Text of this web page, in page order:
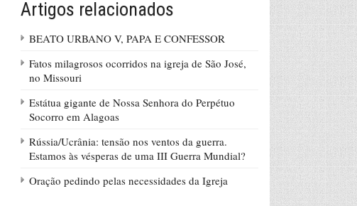
Artigos relacionados
BEATO URBANO V, PAPA E CONFESSOR
Fatos milagrosos ocorridos na igreja de São José,
no Missouri
Estátua gigante de Nossa Senhora do Perpétuo
Socorro em Alagoas
Rússia/Ucrânia: tensão nos ventos da guerra.
Estamos às vésperas de uma III Guerra Mundial?
Oração pedindo pelas necessidades da Igreja